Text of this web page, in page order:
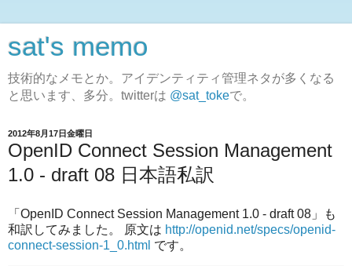
sat's memo
技術的なメモとか。アイデンティティ管理ネタが多くなる
と思います、多分。twitterは @sat_tokeで。
2012年8月17日金曜日
OpenID Connect Session Management
1.0 - draft 08 日本語私訳
「OpenID Connect Session Management 1.0 - draft 08」も
和訳してみました。 原文は http://openid.net/specs/openid-
connect-session-1_0.html です。